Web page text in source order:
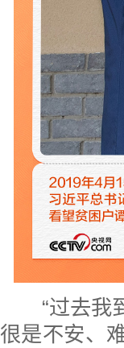
“过去我到
很是不安、